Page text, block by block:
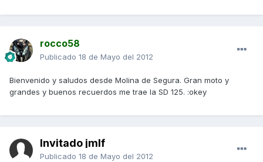
rocco58
Publicado 18 de Mayo del 2012
Bienvenido y saludos desde Molina de Segura. Gran moto y
grandes y buenos recuerdos me trae la SD 125. :okey
Invitado jmlf
Publicado 18 de Mayo del 2012